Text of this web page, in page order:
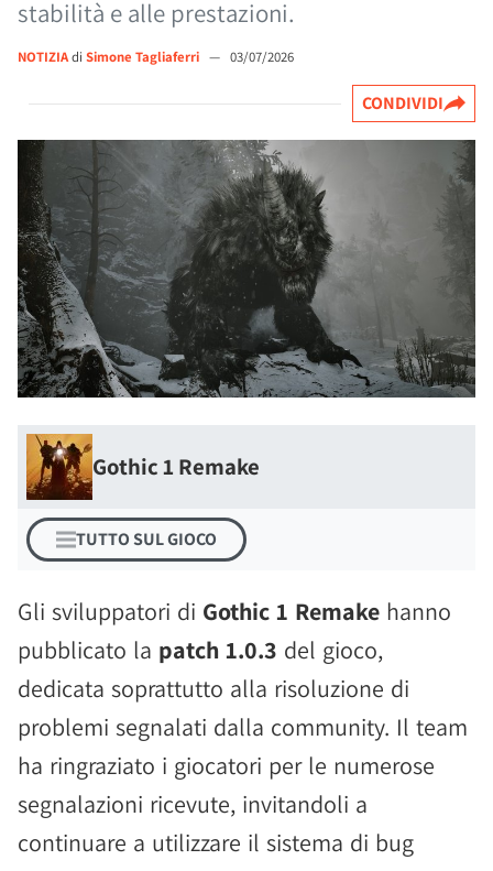
stabilità e alle prestazioni.
NOTIZIAdi Simone Tagliaferri — 03/07/2026
CONDIVIDI
Gothic 1 Remake
TUTTO SUL GIOCO
Gli sviluppatori di Gothic 1 Remake hanno
pubblicato la patch 1.0.3 del gioco,
dedicata soprattutto alla risoluzione di
problemi segnalati dalla community. Il team
ha ringraziato i giocatori per le numerose
segnalazioni ricevute, invitandoli a
continuare a utilizzare il sistema di bug